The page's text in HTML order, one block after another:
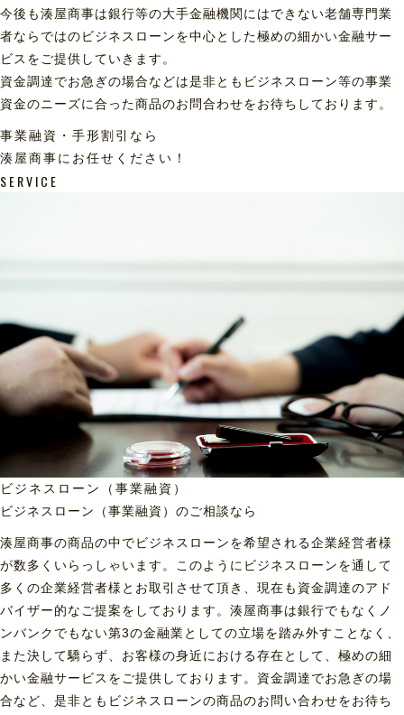
今後も湊屋商事は銀行等の大手金融機関にはできない老舗専門業
者ならではのビジネスローンを中心とした極めの細かい金融サー
ビスをご提供していきます。
資金調達でお急ぎの場合などは是非ともビジネスローン等の事業
資金のニーズに合った商品のお問合わせをお待ちしております。
事業融資・手形割引なら
湊屋商事にお任せください！
SERVICE
ビジネスローン（事業融資）
ビジネスローン（事業融資）のご相談なら
湊屋商事の商品の中でビジネスローンを希望される企業経営者様
が数多くいらっしゃいます。このようにビジネスローンを通して
多くの企業経営者様とお取引させて頂き、現在も資金調達のアド
バイザー的なご提案をしております。湊屋商事は銀行でもなくノ
ンバンクでもない第3の金融業としての立場を踏み外すことなく、
また決して驕らず、お客様の身近における存在として、極めの細
かい金融サービスをご提供しております。資金調達でお急ぎの場
合など、是非ともビジネスローンの商品のお問い合わせをお待ち